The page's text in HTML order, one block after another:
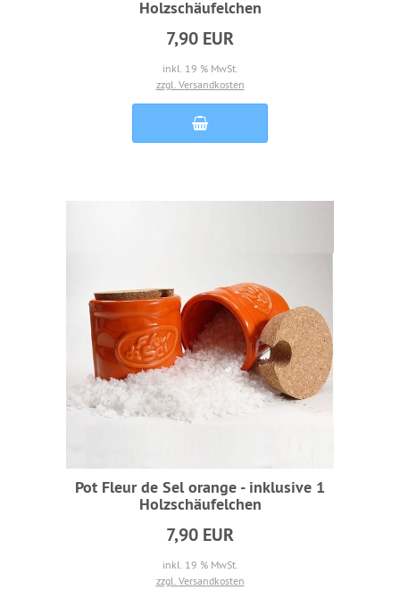
Holzschäufelchen
7,90 EUR
inkl. 19 % MwSt.
zzgl. Versandkosten
Pot Fleur de Sel orange - inklusive 1
Holzschäufelchen
7,90 EUR
inkl. 19 % MwSt.
zzgl. Versandkosten